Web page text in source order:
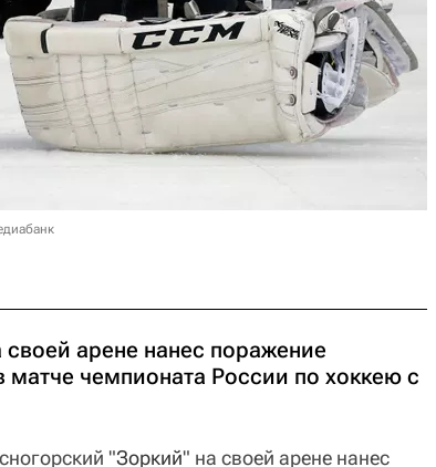
арене нанес поражение
матче чемпионата России по хоккею с
"Зоркий" на своей арене нанес